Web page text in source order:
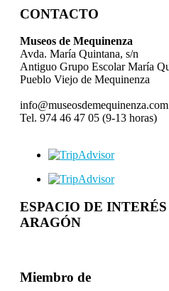
CONTACTO
Museos de Mequinenza
Avda. María Quintana, s/n
Antiguo Grupo Escolar María
Pueblo Viejo de Mequinenza
info@museosdemequinenza.com
Tel. 974 46 47 05 (9-13 horas)
ESPACIO DE
ARAGÓN
Miembro de